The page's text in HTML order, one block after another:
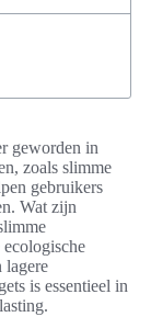
geworden in
zoals slimme
gebruikers
Wat zijn
ecologische
lagere
is essentieel in